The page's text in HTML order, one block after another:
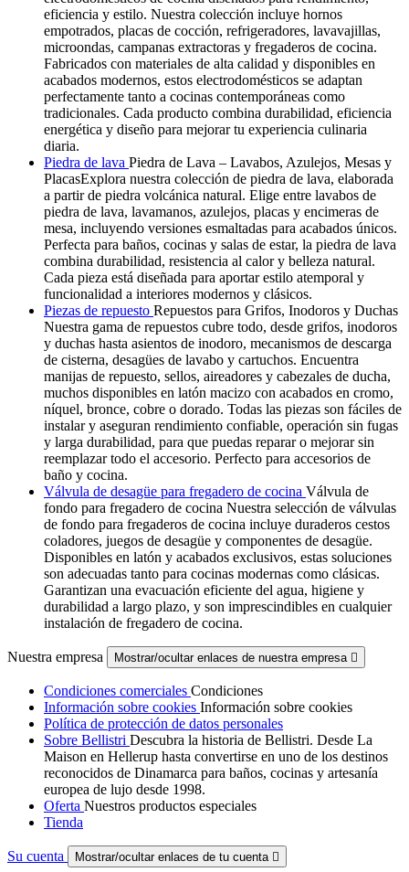
eficiencia y estilo. Nuestra colección incluye hornos
empotrados, placas de cocción, refrigeradores, lavavajillas,
microondas, campanas extractoras y fregaderos de cocina.
Fabricados con materiales de alta calidad y disponibles en
acabados modernos, estos electrodomésticos se adaptan
perfectamente tanto a cocinas contemporáneas como
tradicionales. Cada producto combina durabilidad, eficiencia
energética y diseño para mejorar tu experiencia culinaria
diaria.
Piedra de lava Piedra de Lava – Lavabos, Azulejos, Mesas y
PlacasExplora nuestra colección de piedra de lava, elaborada
a partir de piedra volcánica natural. Elige entre lavabos de
piedra de lava, lavamanos, azulejos, placas y encimeras de
mesa, incluyendo versiones esmaltadas para acabados únicos.
Perfecta para baños, cocinas y salas de estar, la piedra de lava
combina durabilidad, resistencia al calor y belleza natural.
Cada pieza está diseñada para aportar estilo atemporal y
funcionalidad a interiores modernos y clásicos.
Piezas de repuesto Repuestos para Grifos, Inodoros y Duchas
Nuestra gama de repuestos cubre todo, desde grifos, inodoros
y duchas hasta asientos de inodoro, mecanismos de descarga
de cisterna, desagües de lavabo y cartuchos. Encuentra
manijas de repuesto, sellos, aireadores y cabezales de ducha,
muchos disponibles en latón macizo con acabados en cromo,
níquel, bronce, cobre o dorado. Todas las piezas son fáciles de
instalar y aseguran rendimiento confiable, operación sin fugas
y larga durabilidad, para que puedas reparar o mejorar sin
reemplazar todo el accesorio. Perfecto para accesorios de
baño y cocina.
Válvula de desagüe para fregadero de cocina Válvula de
fondo para fregadero de cocina Nuestra selección de válvulas
de fondo para fregaderos de cocina incluye duraderos cestos
coladores, juegos de desagüe y componentes de desagüe.
Disponibles en latón y acabados exclusivos, estas soluciones
son adecuadas tanto para cocinas modernas como clásicas.
Garantizan una evacuación eficiente del agua, higiene y
durabilidad a largo plazo, y son imprescindibles en cualquier
instalación de fregadero de cocina.
Nuestra empresa Mostrar/ocultar enlaces de nuestra empresa 
Condiciones comerciales Condiciones
Información sobre cookies Información sobre cookies
Política de protección de datos personales
Sobre Bellistri Descubra la historia de Bellistri. Desde La
Maison en Hellerup hasta convertirse en uno de los destinos
reconocidos de Dinamarca para baños, cocinas y artesanía
europea de lujo desde 1998.
Oferta Nuestros productos especiales
Tienda
Su cuenta Mostrar/ocultar enlaces de tu cuenta 